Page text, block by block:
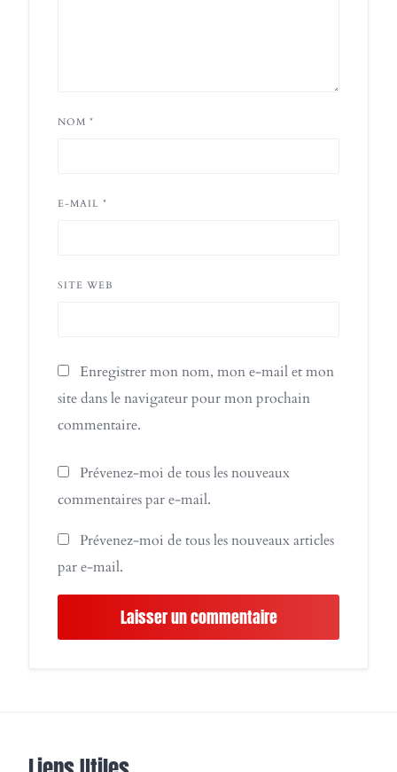
NOM *
E-MAIL *
SITE WEB
Enregistrer mon nom, mon e-mail et mon
site dans le navigateur pour mon prochain
commentaire.
Prévenez-moi de tous les nouveaux
commentaires par e-mail.
Prévenez-moi de tous les nouveaux articles
par e-mail.